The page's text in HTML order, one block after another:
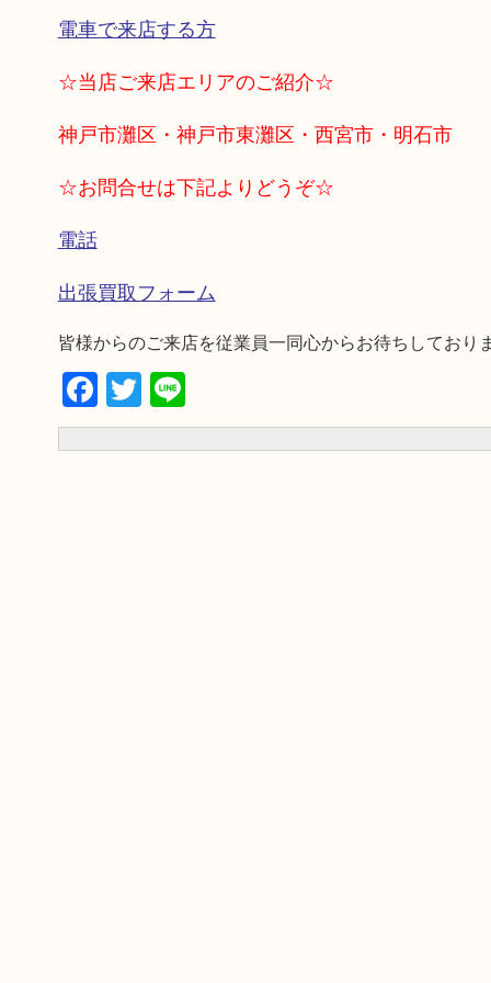
電車で来店する方
☆当店ご来店エリアのご紹介☆
神戸市灘区・神戸市東灘区・西宮市・明石市
☆お問合せは下記よりどうぞ☆
電話
出張買取フォーム
皆様からのご来店を従業員一同心からお待ちしており
Facebook
Twitter
Line